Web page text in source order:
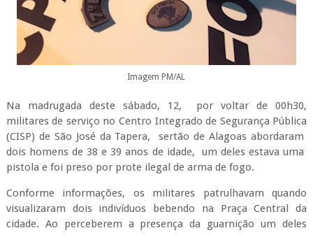
Imagem PM/AL
Na madrugada deste sábado, 12, por voltar de 00h30,
militares de serviço no Centro Integrado de Segurança Pública
(CISP) de São José da Tapera, sertão de Alagoas abordaram
dois homens de 38 e 39 anos de idade, um deles estava uma
pistola e foi preso por prote ilegal de arma de fogo.
Conforme informações, os militares patrulhavam quando
visualizaram dois indivíduos bebendo na Praça Central da
cidade. Ao perceberem a presença da guarnição um deles